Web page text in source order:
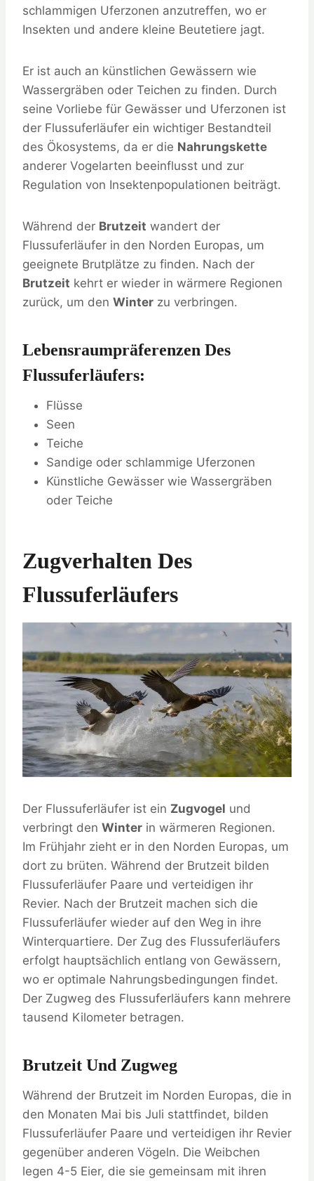
schlammigen Uferzonen anzutreffen, wo er
Insekten und andere kleine Beutetiere jagt.
Er ist auch an künstlichen Gewässern wie
Wassergräben oder Teichen zu finden. Durch
seine Vorliebe für Gewässer und Uferzonen ist
der Flussuferläufer ein wichtiger Bestandteil
des Ökosystems, da er die Nahrungskette
anderer Vogelarten beeinflusst und zur
Regulation von Insektenpopulationen beiträgt.
Während der Brutzeit wandert der
Flussuferläufer in den Norden Europas, um
geeignete Brutplätze zu finden. Nach der
Brutzeit kehrt er wieder in wärmere Regionen
zurück, um den Winter zu verbringen.
Lebensraumpräferenzen Des
Flussuferläufers:
Flüsse
Seen
Teiche
Sandige oder schlammige Uferzonen
Künstliche Gewässer wie Wassergräben
oder Teiche
Zugverhalten Des
Flussuferläufers
Der Flussuferläufer ist ein Zugvogel und
verbringt den Winter in wärmeren Regionen.
Im Frühjahr zieht er in den Norden Europas, um
dort zu brüten. Während der Brutzeit bilden
Flussuferläufer Paare und verteidigen ihr
Revier. Nach der Brutzeit machen sich die
Flussuferläufer wieder auf den Weg in ihre
Winterquartiere. Der Zug des Flussuferläufers
erfolgt hauptsächlich entlang von Gewässern,
wo er optimale Nahrungsbedingungen findet.
Der Zugweg des Flussuferläufers kann mehrere
tausend Kilometer betragen.
Brutzeit Und Zugweg
Während der Brutzeit im Norden Europas, die in
den Monaten Mai bis Juli stattfindet, bilden
Flussuferläufer Paare und verteidigen ihr Revier
gegenüber anderen Vögeln. Die Weibchen
legen 4-5 Eier, die sie gemeinsam mit ihren